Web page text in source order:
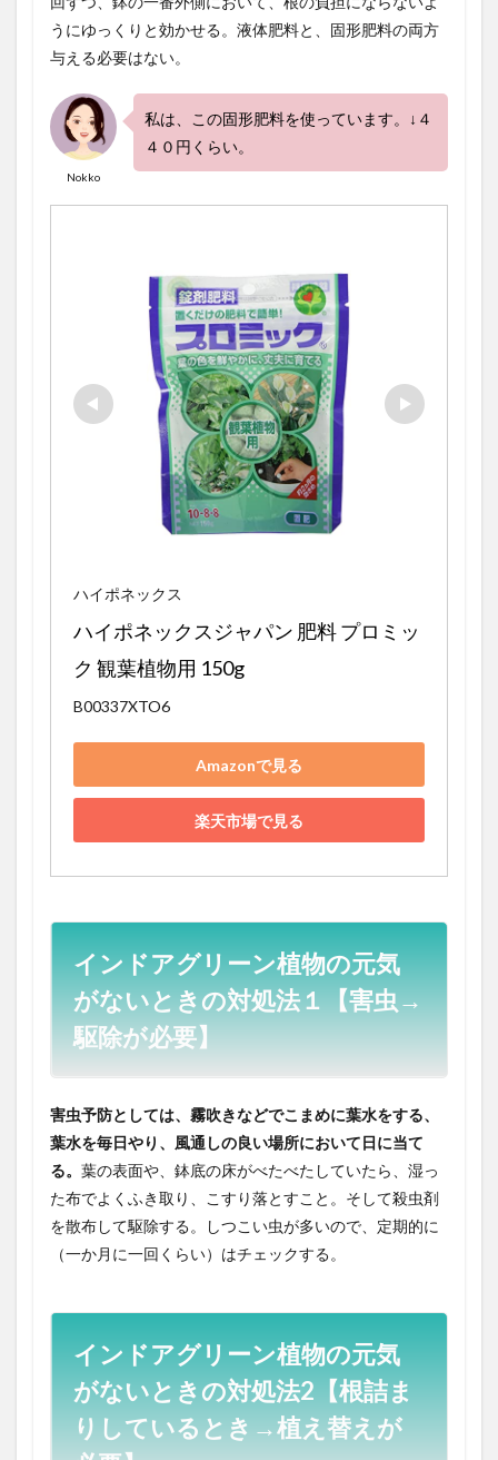
うにゆっくりと効かせる。液体肥料と、固形肥料の両方
与える必要はない。
Nokko
私は、この固形肥料を使っています。↓４
４０円くらい。
ハイポネックス
ハイポネックスジャパン 肥料 プロミッ
ク 観葉植物用 150g
B00337XTO6
Amazonで見る
楽天市場で見る
インドアグリーン植物の元気
がないときの対処法１【害虫→
駆除が必要】
害虫予防としては、霧吹きなどでこまめに葉水をする、
葉水を毎日やり、風通しの良い場所において日に当て
る。 葉の表面や、鉢底の床がべたべたしていたら、湿っ
た布でよくふき取り、こすり落とすこと。そして殺虫剤
を散布して駆除する。しつこい虫が多いので、定期的に
（一か月に一回くらい）はチェックする。
インドアグリーン植物の元気
がないときの対処法2【根詰ま
りしているとき→植え替えが